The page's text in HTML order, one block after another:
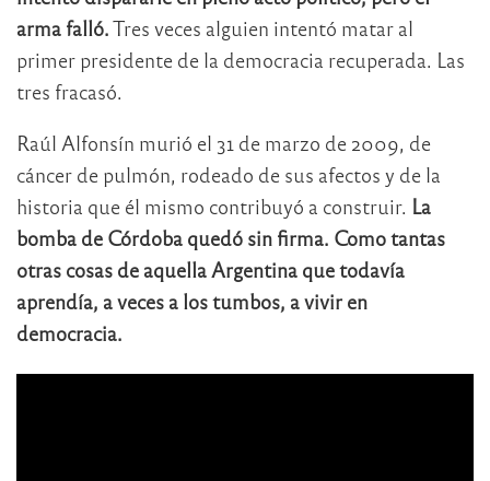
arma falló.Tres veces alguien intentó matar al
primer presidente de la democracia recuperada. Las
tres fracasó.
Raúl Alfonsín murió el 31 de marzo de 2009, de
cáncer de pulmón, rodeado de sus afectos y de la
historia que él mismo contribuyó a construir. La
bomba de Córdoba quedó sin firma. Como tantas
otras cosas de aquella Argentina que todavía
aprendía, a veces a los tumbos, a vivir en
democracia.